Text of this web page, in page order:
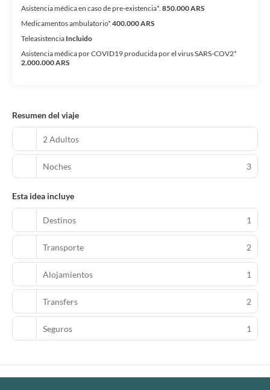
Asistencia médica en caso de pre-existencia*. 850.000 ARS
Medicamentos ambulatorio* 400.000 ARS
Teleasistencia Incluido
Asistencia médica por COVID19 producida por el virus SARS-COV2*
2.000.000 ARS
Resumen del viaje
2 Adultos
Noches 3
Esta idea incluye
Destinos 1
Transporte 2
Alojamientos 1
Transfers 2
Seguros 1